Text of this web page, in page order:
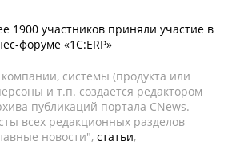
1900 участников приняли участие в
форуме «1С:ERP»
системы (продукта или
и т.п. создается редактором
публикаций портала CNews.
всех редакционных разделов
новости", статьи,